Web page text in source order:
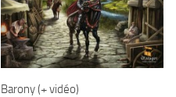
Barony (+ vidéo)